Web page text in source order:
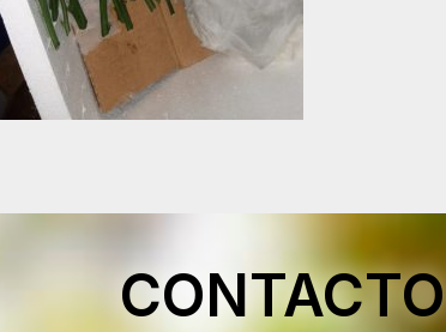
CONTACTO